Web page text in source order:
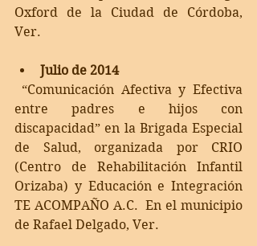
Oxford de la Ciudad de Córdoba,
Ver.
Julio de 2014
entre padres e hijos con
discapacidad” en la Brigada Especial
de Salud, organizada por CRIO
(Centro de Rehabilitación Infantil
Orizaba) y Educación e Integración
TE ACOMPAÑO A.C.  En el municipio
de Rafael Delgado, Ver.